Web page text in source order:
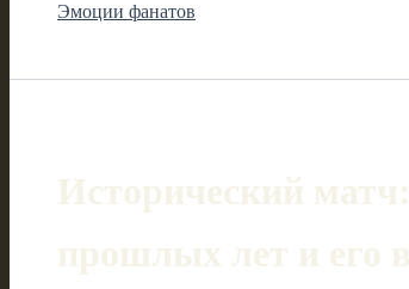
Эмоции фанатов
Исторический
прошлых лет и его